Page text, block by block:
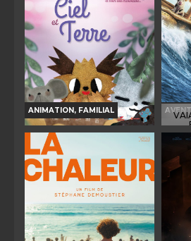
Réservation
AVERT. TOUT PUBLIC VF
ANIMATION, FAMILIAL
ENTRE CIEL ET TERRE
Horaires et Infos
Bande-annonce
Réservation